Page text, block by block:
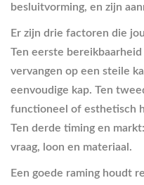
besluitvorming, en zijn
Er zijn drie factoren die
Ten eerste
vervangen op een steile
eenvoudige kap. Ten
functioneel of esthetisch
Ten derde timing en
vraag, loon en materiaal.
Een goede raming houdt